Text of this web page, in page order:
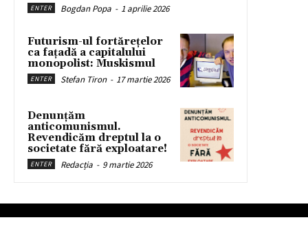
ENTER Bogdan Popa - 1 aprilie 2026
Futurism-ul fortărețelor
ca fațadă a capitalului
monopolist: Muskismul
ENTER Stefan Tiron - 17 martie 2026
Denunțăm
anticomunismul.
Revendicăm dreptul la o
societate fără exploatare!
ENTER Redacția - 9 martie 2026